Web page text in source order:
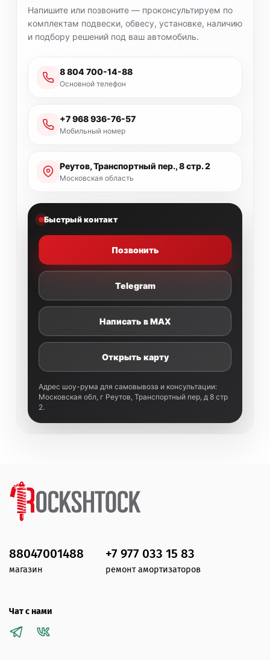
Напишите или позвоните — проконсультируем по
комплектам подвески, обвесу, установке, наличию
и подбору решений под ваш автомобиль.
8 804 700-14-88
Основной телефон
+7 968 936-76-57
Мобильный номер
Реутов, Транспортный пер., 8 стр. 2
Московская область
Быстрый контакт
Позвонить
Telegram
Написать в MAX
Открыть карту
Адрес шоу-рума для самовывоза и консультации:
Московская обл, г Реутов, Транспортный пер, д 8 стр
2.
88047001488
магазин
+7 977 033 15 83
ремонт амортизаторов
Чат с нами